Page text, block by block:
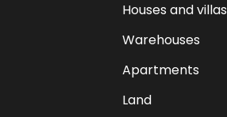
Houses and villas
Warehouses
Apartments
Land